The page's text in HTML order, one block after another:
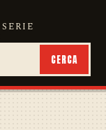
SERIE
CERCA